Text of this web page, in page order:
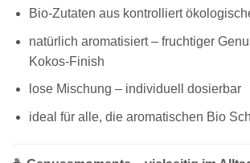
Bio-Zutaten aus kontrolliert
natürlich aromatisiert – fruchtiger
Kokos-Finish
lose Mischung – individuell dosierbar
ideal für alle, die aromatischen Bio